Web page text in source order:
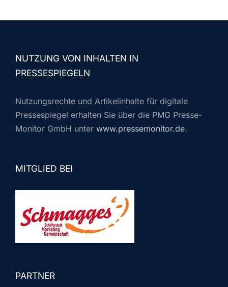
NUTZUNG VON INHALTEN IN
PRESSESPIEGELN
Nutzungsrechte und Artikelinhalte für digitale
Pressespiegel erhalten Sie über die PMG Presse-
Monitor GmbH unter www.pressemonitor.de.
MITGLIED BEI
PARTNER